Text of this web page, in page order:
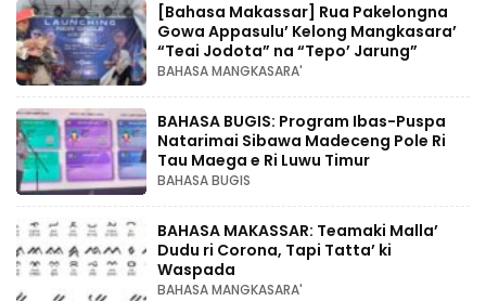
[Bahasa Makassar] Rua Pakelongna
Gowa Appasulu’ Kelong Mangkasara’
“Teai Jodota” na “Tepo’ Jarung”
BAHASA MANGKASARA'
BAHASA BUGIS: Program Ibas-Puspa
Natarimai Sibawa Madeceng Pole Ri
Tau Maega e Ri Luwu Timur
BAHASA BUGIS
BAHASA MAKASSAR: Teamaki Malla’
Dudu ri Corona, Tapi Tatta’ ki
Waspada
BAHASA MANGKASARA'